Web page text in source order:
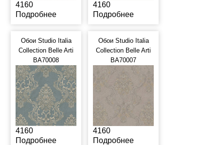
4160
Подробнее
4160
Подробнее
Обои Studio Italia
Collection Belle Arti
BA70008
4160
Подробнее
Обои Studio Italia
Collection Belle Arti
BA70007
4160
Подробнее